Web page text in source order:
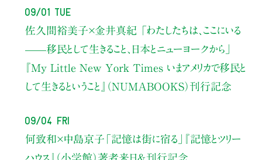
09/01 Tue
佐久間裕美子×金井真紀 「わたしたちは、ここにいる
——移民として生きること、日本とニューヨークから」
『My Little New York Times いまアメリカで移民と
して生きるということ』（NUMABOOKS）刊行記念
09/04 Fri
何致和×中島京子 「記憶は街に宿る」
『記憶とツリー
ハウス』（小学館）著者来日＆刊行記念